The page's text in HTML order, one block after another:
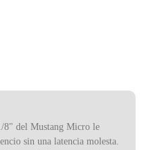
8" del Mustang Micro le
sin una latencia molesta.